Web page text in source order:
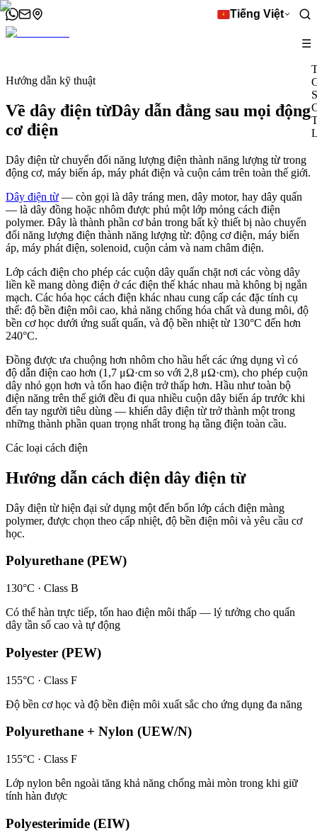
Tiếng Việt
☰
Hướng dẫn kỹ thuật
Về dây điện từDây dẫn đằng sau mọi động
cơ điện
Dây điện từ chuyển đổi năng lượng điện thành năng lượng từ trong
động cơ, máy biến áp, máy phát điện và cuộn cảm trên toàn thế giới.
Dây điện từ — còn gọi là dây tráng men, dây motor, hay dây quấn
— là dây đồng hoặc nhôm được phủ một lớp mỏng cách điện
polymer. Đây là thành phần cơ bản trong bất kỳ thiết bị nào chuyển
đổi năng lượng điện thành năng lượng từ: động cơ điện, máy biến
áp, máy phát điện, solenoid, cuộn cảm và nam châm điện.
Lớp cách điện cho phép các cuộn dây quấn chặt nơi các vòng dây
liền kề mang dòng điện ở các điện thế khác nhau mà không bị ngắn
mạch. Các hóa học cách điện khác nhau cung cấp các đặc tính cụ
thể: độ bền điện môi cao, khả năng chống hóa chất và dung môi, độ
bền cơ học dưới ứng suất quấn, và độ bền nhiệt từ 130°C đến hơn
240°C.
Đồng được ưa chuộng hơn nhôm cho hầu hết các ứng dụng vì có
độ dẫn điện cao hơn (1,7 μΩ·cm so với 2,8 μΩ·cm), cho phép cuộn
dây nhỏ gọn hơn và tổn hao điện trở thấp hơn. Hầu như toàn bộ
điện năng trên thế giới đều đi qua nhiều cuộn dây biến áp trước khi
đến tay người tiêu dùng — khiến dây điện từ trở thành một trong
những thành phần quan trọng nhất trong hạ tầng điện toàn cầu.
Các loại cách điện
Hướng dẫn cách điện dây điện từ
Dây điện từ hiện đại sử dụng một đến bốn lớp cách điện màng
polymer, được chọn theo cấp nhiệt, độ bền điện môi và yêu cầu cơ
học.
Polyurethane (PEW)
130°C · Class B
Có thể hàn trực tiếp, tổn hao điện môi thấp — lý tưởng cho quấn
dây tần số cao và tự động
Polyester (PEW)
155°C · Class F
Độ bền cơ học và độ bền điện môi xuất sắc cho ứng dụng đa năng
Polyurethane + Nylon (UEW/N)
155°C · Class F
Lớp nylon bên ngoài tăng khả năng chống mài mòn trong khi giữ
tính hàn được
Polyesterimide (EIW)